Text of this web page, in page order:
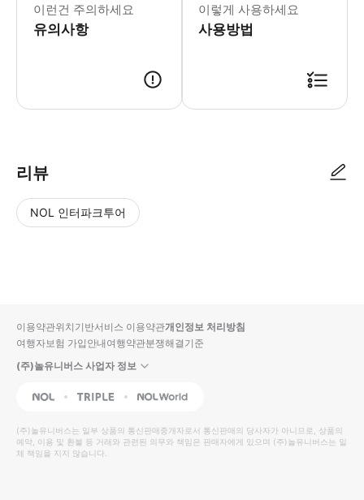
이런건 주의하세요
유의사항
이렇게 사용하세요
사용방법
리뷰
NOL 인터파크투어
입니
다.
높
은
순
동
영
상
순
상
이용약관위치기반서비스 이용약관개인정보 처리방침
여행자보험 가입안내여행약관분쟁해결기준
(주)놀유니버스 사업자 정보
NOL Triple Interpark Global
(주)놀유니버스는 일부 상품의 통신판매중개자로서 통신판매의 당사자가 아니므로, 상품의
예약, 이용 및 환불 등 거래와 관련된 의무와 책임은 판매자에게 있으며 (주)놀유니버스는 일
체 책임을 지지 않습니다.